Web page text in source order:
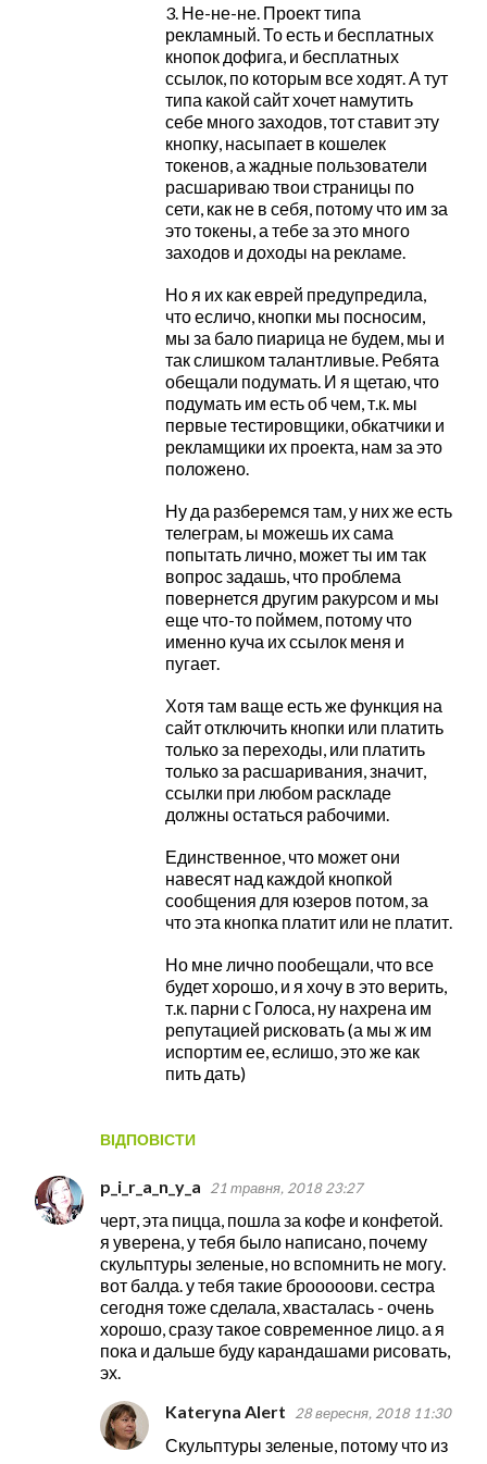
ВІДПОВІСТИ
3. Не-не-не. Проект типа
рекламный. То есть и бесплатных
кнопок дофига, и бесплатных
ссылок, по которым все ходят. А тут
типа какой сайт хочет намутить
себе много заходов, тот ставит эту
кнопку, насыпает в кошелек
токенов, а жадные пользователи
расшариваю твои страницы по
сети, как не в себя, потому что им за
это токены, а тебе за это много
заходов и доходы на рекламе.
Но я их как еврей предупредила,
что есличо, кнопки мы посносим,
мы за бало пиарица не будем, мы и
так слишком талантливые. Ребята
обещали подумать. И я щетаю, что
подумать им есть об чем, т.к. мы
первые тестировщики, обкатчики и
рекламщики их проекта, нам за это
положено.
Ну да разберемся там, у них же есть
телеграм, ы можешь их сама
попытать лично, может ты им так
вопрос задашь, что проблема
повернется другим ракурсом и мы
еще что-то поймем, потому что
именно куча их ссылок меня и
пугает.
Хотя там ваще есть же функция на
сайт отключить кнопки или платить
только за переходы, или платить
только за расшаривания, значит,
ссылки при любом раскладе
должны остаться рабочими.
Единственное, что может они
навесят над каждой кнопкой
сообщения для юзеров потом, за
что эта кнопка платит или не платит.
Но мне лично пообещали, что все
будет хорошо, и я хочу в это верить,
т.к. парни с Голоса, ну нахрена им
репутацией рисковать (а мы ж им
испортим ее, еслишо, это же как
пить дать)
p_i_r_a_n_y_a 21 травня, 2018 23:27
черт, эта пицца, пошла за кофе и конфетой.
я уверена, у тебя было написано, почему
скульптуры зеленые, но вспомнить не могу.
вот балда. у тебя такие брооооови. сестра
сегодня тоже сделала, хвасталась - очень
хорошо, сразу такое современное лицо. а я
пока и дальше буду карандашами рисовать,
эх.
Kateryna Alert
28 вересня, 2018 11:30
Скульптуры зеленые, потому что из